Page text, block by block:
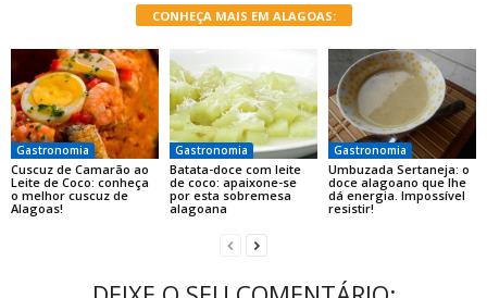
CONHEÇA MAIS EM ALAGOAS:
Gastronomia
Cuscuz de Camarão ao
Leite de Coco: conheça
o melhor cuscuz de
Alagoas!
Gastronomia
Batata-doce com leite
de coco: apaixone-se
por esta sobremesa
alagoana
Gastronomia
Umbuzada Sertaneja: o
doce alagoano que lhe
dá energia. Impossível
resistir!